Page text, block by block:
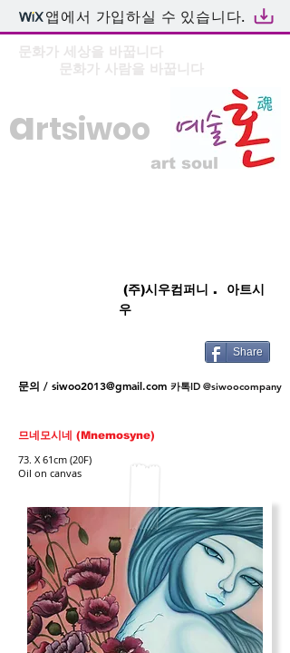
앱에서 가입하실 수 있습니다.
문화가 세상을 바꿉니다
문화가 사람을 바꿉니다
artsiwoo
art soul
(주)시우컴퍼니 . 아트시
우
Share
문의 / siwoo2013@gmail.com 카톡ID @siwoocompany
므네모시네 (Mnemosyne)
73. X 61cm (20F)
Oil on canvas